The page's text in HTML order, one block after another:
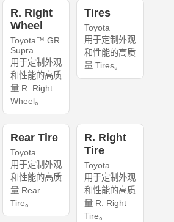
R. Right
Wheel
Toyota™ GR
Supra
用于定制外观
和性能的高质
量 R. Right
Wheel。
Tires
Toyota
用于定制外观
和性能的高质
量 Tires。
Rear Tire
Toyota
用于定制外观
和性能的高质
量 Rear
Tire。
R. Right
Tire
Toyota
用于定制外观
和性能的高质
量 R. Right
Tire。